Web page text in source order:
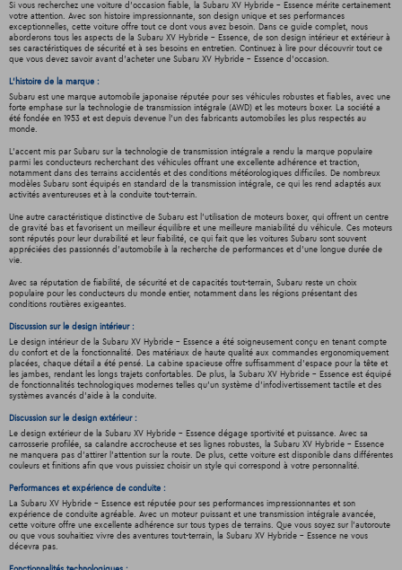
Si vous recherchez une voiture d'occasion fiable, la Subaru XV Hybride - Essence mérite certainement
votre attention. Avec son histoire impressionnante, son design unique et ses performances
exceptionnelles, cette voiture offre tout ce dont vous avez besoin. Dans ce guide complet, nous
aborderons tous les aspects de la Subaru XV Hybride - Essence, de son design intérieur et extérieur à
ses caractéristiques de sécurité et à ses besoins en entretien. Continuez à lire pour découvrir tout ce
que vous devez savoir avant d'acheter une Subaru XV Hybride - Essence d'occasion.
L'histoire de la marque :
Subaru est une marque automobile japonaise réputée pour ses véhicules robustes et fiables, avec une
forte emphase sur la technologie de transmission intégrale (AWD) et les moteurs boxer. La société a
été fondée en 1953 et est depuis devenue l'un des fabricants automobiles les plus respectés au
monde.
L'accent mis par Subaru sur la technologie de transmission intégrale a rendu la marque populaire
parmi les conducteurs recherchant des véhicules offrant une excellente adhérence et traction,
notamment dans des terrains accidentés et des conditions météorologiques difficiles. De nombreux
modèles Subaru sont équipés en standard de la transmission intégrale, ce qui les rend adaptés aux
activités aventureuses et à la conduite tout-terrain.
Une autre caractéristique distinctive de Subaru est l'utilisation de moteurs boxer, qui offrent un centre
de gravité bas et favorisent un meilleur équilibre et une meilleure maniabilité du véhicule. Ces moteurs
sont réputés pour leur durabilité et leur fiabilité, ce qui fait que les voitures Subaru sont souvent
appréciées des passionnés d'automobile à la recherche de performances et d'une longue durée de
vie.
Avec sa réputation de fiabilité, de sécurité et de capacités tout-terrain, Subaru reste un choix
populaire pour les conducteurs du monde entier, notamment dans les régions présentant des
conditions routières exigeantes.
Discussion sur le design intérieur :
Le design intérieur de la Subaru XV Hybride - Essence a été soigneusement conçu en tenant compte
du confort et de la fonctionnalité. Des matériaux de haute qualité aux commandes ergonomiquement
placées, chaque détail a été pensé. La cabine spacieuse offre suffisamment d'espace pour la tête et
les jambes, rendant les longs trajets confortables. De plus, la Subaru XV Hybride - Essence est équipé
de fonctionnalités technologiques modernes telles qu'un système d'infodivertissement tactile et des
systèmes avancés d'aide à la conduite.
Discussion sur le design extérieur :
Le design extérieur de la Subaru XV Hybride - Essence dégage sportivité et puissance. Avec sa
carrosserie profilée, sa calandre accrocheuse et ses lignes robustes, la Subaru XV Hybride - Essence
ne manquera pas d'attirer l'attention sur la route. De plus, cette voiture est disponible dans différentes
couleurs et finitions afin que vous puissiez choisir un style qui correspond à votre personnalité.
Performances et expérience de conduite :
La Subaru XV Hybride - Essence est réputée pour ses performances impressionnantes et son
expérience de conduite agréable. Avec un moteur puissant et une transmission intégrale avancée,
cette voiture offre une excellente adhérence sur tous types de terrains. Que vous soyez sur l'autoroute
ou que vous souhaitiez vivre des aventures tout-terrain, la Subaru XV Hybride - Essence ne vous
décevra pas.